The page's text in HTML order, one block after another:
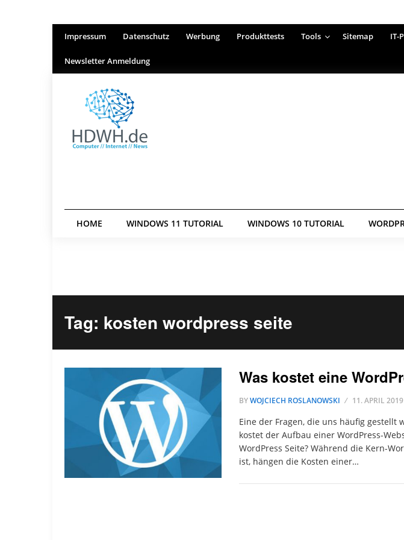
Impressum Datenschutz Werbung Produkttests Tools Sitemap IT-
Newsletter Anmeldung
HOME WINDOWS 11 TUTORIAL WINDOWS 10 TUTORIAL
Tag: kosten wordpress seite
Was kostet eine
BYWOJCIECH ROSLANOWSKI 11. APRIL 2019
Eine der Fragen, die uns häufig gestellt
kostet der Aufbau einer WordPress-
WordPress Seite? Während die Kern-
ist, hängen die Kosten einer…